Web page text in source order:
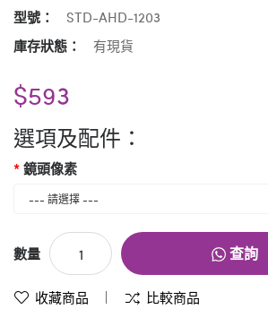
型號：
STD-AHD-1203
庫存狀態：
有現貨
$593
選項及配件：
鏡頭像素
數量 查詢
收藏商品 比較商品